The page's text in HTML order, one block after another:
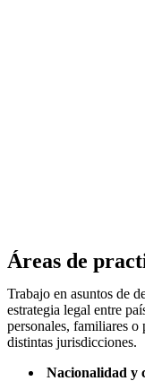
Áreas de
Trabajo en asuntos de
estrategia legal entre
personales, familiares o
distintas jurisdicciones.
Nacionalidad y